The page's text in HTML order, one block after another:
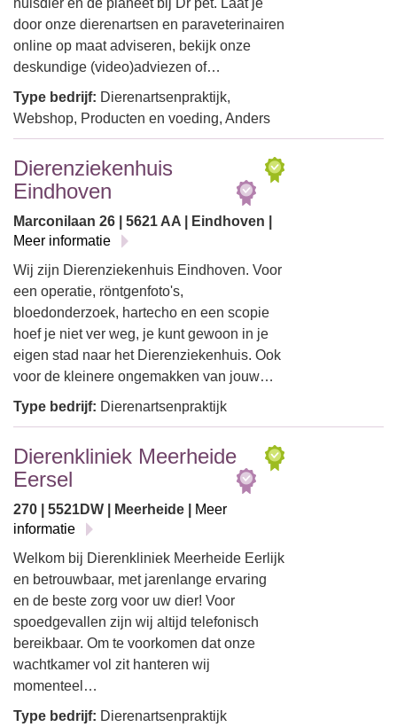
huisdier en de planeet bij Dr pet. Laat je
door onze dierenartsen en paraveterinairen
online op maat adviseren, bekijk onze
deskundige (video)adviezen of…
Type bedrijf: Dierenartsenpraktijk,
Webshop, Producten en voeding, Anders
Dierenziekenhuis
Eindhoven
Marconilaan 26 | 5621 AA | Eindhoven |
Meer informatie
Wij zijn Dierenziekenhuis Eindhoven. Voor
een operatie, röntgenfoto's,
bloedonderzoek, hartecho en een scopie
hoef je niet ver weg, je kunt gewoon in je
eigen stad naar het Dierenziekenhuis. Ook
voor de kleinere ongemakken van jouw…
Type bedrijf: Dierenartsenpraktijk
Dierenkliniek Meerheide
Eersel
270 | 5521DW | Meerheide |
Meer
informatie
Welkom bij Dierenkliniek Meerheide Eerlijk
en betrouwbaar, met jarenlange ervaring
en de beste zorg voor uw dier! Voor
spoedgevallen zijn wij altijd telefonisch
bereikbaar. Om te voorkomen dat onze
wachtkamer vol zit hanteren wij
momenteel…
Type bedrijf: Dierenartsenpraktijk